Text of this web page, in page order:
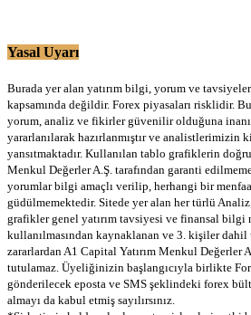
Yasal Uyarı
Burada yer alan yatırım bilgi, yorum ve tavsiyeleri
kapsamında değildir. Forex piyasaları risklidir.
yorum, analiz ve fikirler güvenilir olduğuna
yararlanılarak hazırlanmıştır ve analistlerimizin
yansıtmaktadır. Kullanılan tablo grafiklerin
Menkul Değerler A.Ş. tarafından garanti
yorumlar bilgi amaçlı verilip, herhangi bir
güdülmemektedir. Sitede yer alan her türlü
grafikler genel yatırım tavsiyesi ve finansal
kullanılmasından kaynaklanan ve 3. kişiler dahil
zararlardan A1 Capital Yatırım Menkul Değerler
tutulamaz. Üyeliğinizin başlangıcıyla birlikte
gönderilecek eposta ve SMS şeklindeki forex
almayı da kabul etmiş sayılırsınız.